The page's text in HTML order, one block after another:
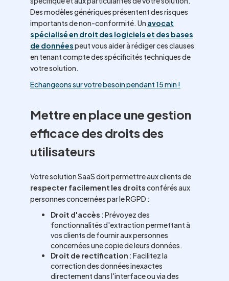
Des modèles génériques présentent des risques
importants de non-conformité. Un avocat
spécialisé en droit des logiciels et des bases
de donnéespeut vous aider à rédiger ces clauses
en tenant compte des spécificités techniques de
votre solution.
Echangeons sur votre besoin pendant 15 min !
Mettre en place une gestion
efficace des droits des
utilisateurs
Votre solution SaaS doit permettre aux clients de
respecter facilement les droitsconférés aux
personnes concernées par le RGPD :
Droit d'accès : Prévoyez des
fonctionnalités d'extraction permettant à
vos clients de fournir aux personnes
concernées une copie de leurs données.
Droit de rectification : Facilitez la
correction des données inexactes
directement dans l'interface ou via des